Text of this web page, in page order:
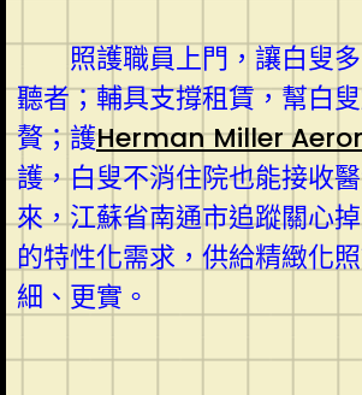
照護職員上門，讓白叟多
聽者；輔具支撐租賃，幫白
贅；護Herman Miller
護，白叟不消住院也能接收
來，江蘇省南通市追蹤關心
的特性化需求，供給精緻化
細、更實。